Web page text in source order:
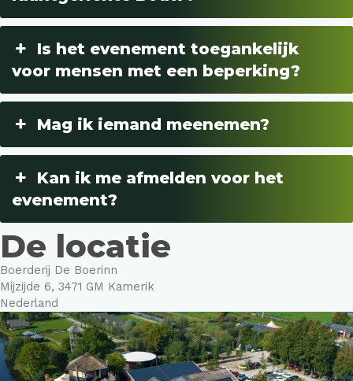
Is het evenement toegankelijk
voor mensen met een beperking?
Mag ik iemand meenemen?
Kan ik me afmelden voor het
evenement?
De locatie
Boerderij De Boerinn
Mijzijde 6, 3471 GM Kamerik
Nederland